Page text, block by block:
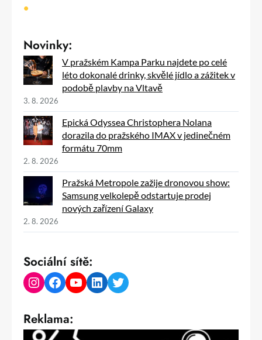
•
Novinky:
V pražském Kampa Parku najdete po celé
léto dokonalé drinky, skvělé jídlo a zážitek v
podobě plavby na Vltavě
3. 8. 2026
Epická Odyssea Christophera Nolana
dorazila do pražského IMAX v jedinečném
formátu 70mm
2. 8. 2026
Pražská Metropole zažije dronovou show:
Samsung velkolepě odstartuje prodej
nových zařízení Galaxy
2. 8. 2026
Sociální sítě:
Instagram Facebook YouTube LinkedIn Twitter
Reklama: